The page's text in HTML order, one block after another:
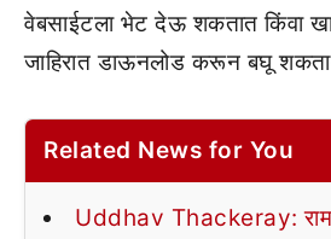
वेबसाईटला भेट देऊ शकतात किंवा
जाहिरात डाऊनलोड करून बघू
Related News for You
Uddhav Thackeray: राम